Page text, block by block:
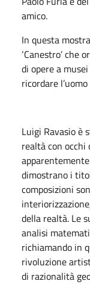
amico.
In questa
‘Canestro’ che
di opere a
ricordare
Luigi Ravasio è
realtà con occhi
dimostrano i
composizioni
della realtà. Le
analisi
richiamando in
rivoluzione
di razionalità